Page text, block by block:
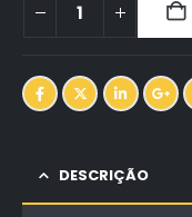
DESCRIÇÃO